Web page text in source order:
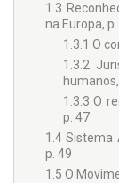
1.3
na Europa,
1.3.1 O
1.3.2
humanos,
1.3.3 O
p. 47
1.4 Sistema
p. 49
1.5 O